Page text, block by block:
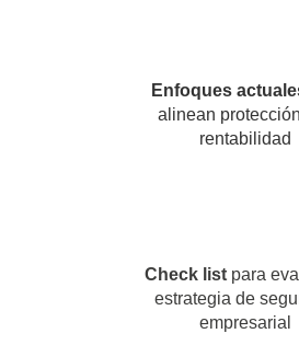
Enfoques
alinean
rentabilidad
Check list para
estrategia de
empresarial